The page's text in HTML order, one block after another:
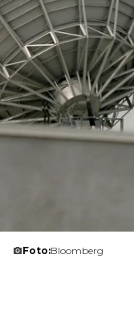
Foto:Bloomberg